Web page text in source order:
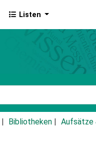
Listen
Bibliotheken Aufsätze